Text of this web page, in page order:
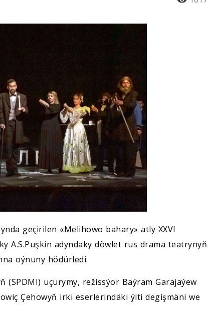
geçirilen «Melihowo bahary» atly XXVI
A.S.Puşkin adyndaky döwlet rus drama teatrynyň
oýnuny hödürledi.
uçurymy, režissýor Baýram Garajaýew
Çehowyň irki eserlerindäki ýiti degişmäni we